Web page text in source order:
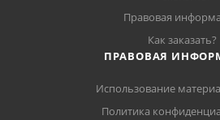
Правовая
Как заказать?
ПРАВОВАЯ
Использование
Политика